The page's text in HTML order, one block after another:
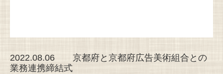
2022.08.06 京都府と京都府広告美術組合との
業務連携締結式